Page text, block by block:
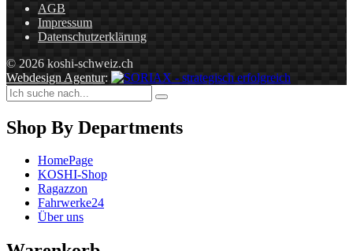
AGB
Impressum
Datenschutzerklärung
© 2026 koshi-schweiz.ch
Webdesign Agentur:
Shop By Departments
HomePage
KOSHI-Shop
Ragazzon
Fahrwerke24
Über uns